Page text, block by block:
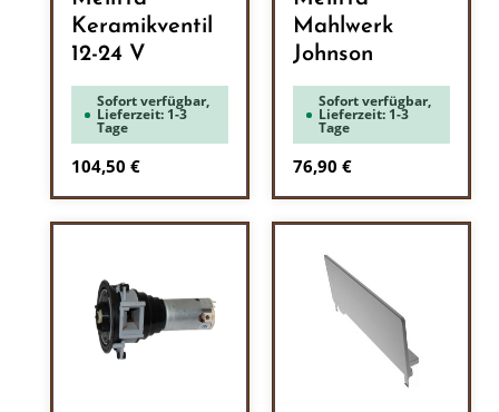
Keramikventil
12-24 V
Sofort verfügbar,
Lieferzeit: 1-3
Tage
Regulärer Preis:
104,50 €
Mahlwerk
Johnson
Sofort verfügbar,
Lieferzeit: 1-3
Tage
Regulärer Preis:
76,90 €